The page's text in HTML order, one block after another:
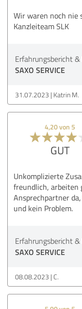
Wir waren noch nie
Kanzleiteam SLK
Erfahrungsbericht
SAXO SERVICE
31.07.2023 Katrin M.
4,20 von 5
GUT
Unkomplizierte
freundlich, arbeiten
Ansprechpartner
und kein Problem.
Erfahrungsbericht
SAXO SERVICE
08.08.2023 C.